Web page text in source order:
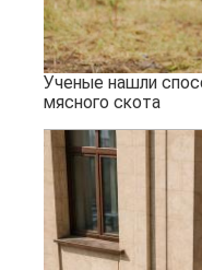
Ученые нашли
мясного скота